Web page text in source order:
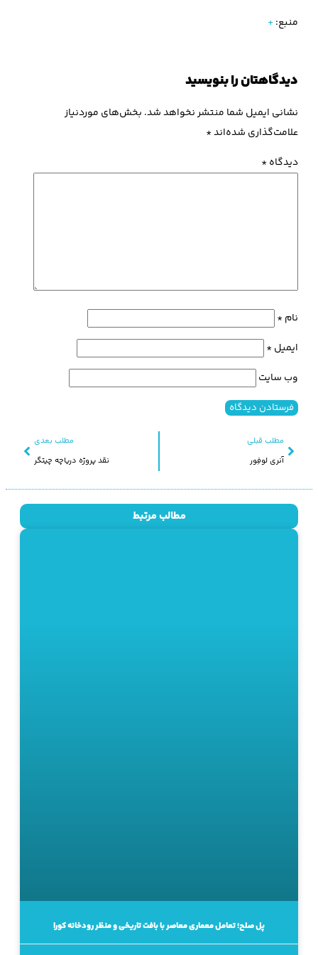
منبع:+
مطلب قبلی
آنری لوفِور
مطلب بعدی
نقد پروژه دریاچه چیتگر
دیدگاهتان را بنویسید
نشانی ایمیل شما منتشر نخواهد شد. بخش‌های موردنیاز
علامت‌گذاری شده‌اند*
دیدگاه*
نام*
ایمیل*
وب‌ سایت
مطالب مرتبط
پل صلح؛ تعامل معماری معاصر با بافت تاریخی و منظر رودخانه کورا